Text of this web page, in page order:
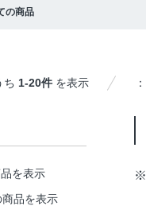
の商品
ち 1-20件 を表示 ：
を表示
品を表示
※